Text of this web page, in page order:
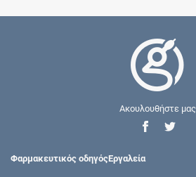
Ακουλουθήστε μας
Φαρμακευτικός οδηγόςΕργαλεία